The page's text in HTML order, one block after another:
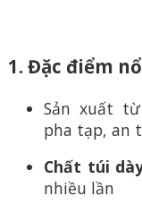
1. Đặc điểm
Sản xuất từ
pha tạp, an
Chất túi
nhiều lần